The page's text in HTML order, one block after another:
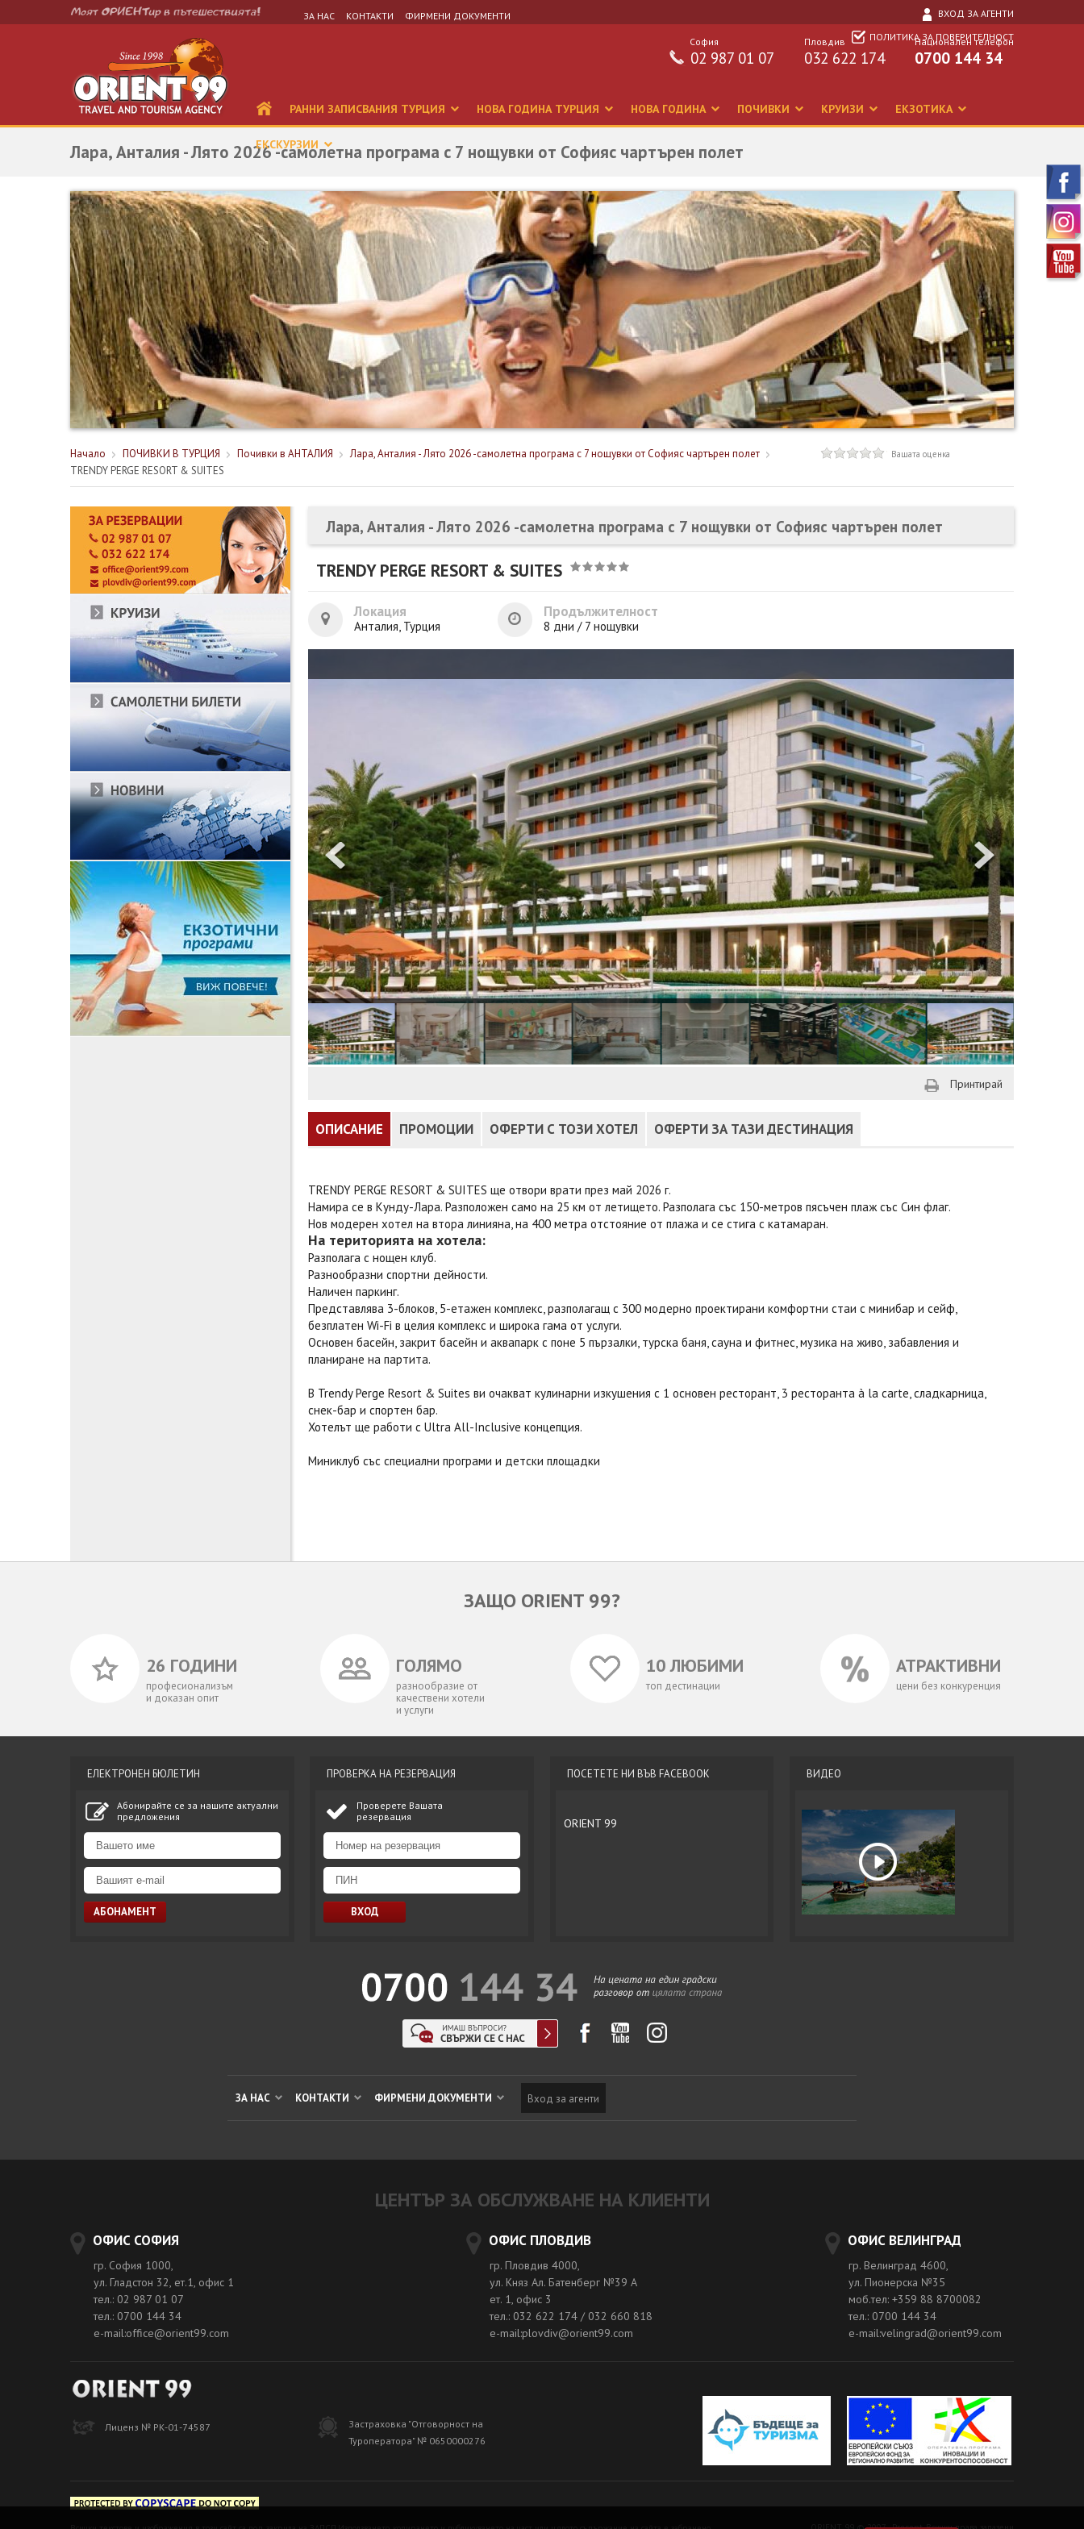
ЗА НАС КОНТАКТИ ФИРМЕНИ ДОКУМЕНТИ
ВХОД ЗА АГЕНТИ
ПОЛИТИКА ЗА ПОВЕРИТЕЛНОСТ
Национален телефон
0700 144 34
Пловдив
032 622 174
София
02 987 01 07
РАННИ ЗАПИСВАНИЯ ТУРЦИЯ НОВА ГОДИНА ТУРЦИЯ НОВА ГОДИНА ПОЧИВКИ КРУИЗИ ЕКЗОТИКА
ЕКСКУРЗИИ
Лара, Анталия - Лято 2026 -самолетна програма с 7 нощувки от Софияс чартърен полет
Начало ПОЧИВКИ В ТУРЦИЯ Почивки в АНТАЛИЯ
Лара, Анталия - Лято 2026 -самолетна програма с 7 нощувки от Софияс чартърен полет
TRENDY PERGE RESORT & SUITES
Вашата оценка
Лара, Анталия - Лято 2026 -самолетна програма с 7 нощувки от Софияс чартърен полет
TRENDY PERGE RESORT & SUITES
Локация
Анталия, Турция
Продължителност
8 дни / 7 нощувки
Принтирай
ОПИСАНИЕ ПРОМОЦИИ ОФЕРТИ С ТОЗИ ХОТЕЛ ОФЕРТИ ЗА ТАЗИ ДЕСТИНАЦИЯ
TRENDY PERGE RESORT & SUITES ще отвори врати през май 2026 г.
Намира се в Кунду-Лара. Разположен само на 25 км от летището. Разполага със 150-метров пясъчен плаж със Син флаг.
Нов модерен хотел на втора линияна, на 400 метра отстояние от плажа и се стига с катамаран.
На територията на хотела:
Разполага с нощен клуб.
Разнообразни спортни дейности.
Наличен паркинг.
Представлява 3-блоков, 5-етажен комплекс, разполагащ с 300 модерно проектирани комфортни стаи с минибар и сейф,
безплатен Wi-Fi в целия комплекс и широка гама от услуги.
Основен басейн, закрит басейн и аквапарк с поне 5 пързалки, турска баня, сауна и фитнес, музика на живо, забавления и
планиране на партита.
В Trendy Perge Resort & Suites ви очакват кулинарни изкушения с 1 основен ресторант, 3 ресторанта à la carte, сладкарница,
снек-бар и спортен бар.
Хотелът ще работи с Ultra All-Inclusive концепция.
Миниклуб със специални програми и детски площадки
ЗАЩО ORIENT 99?
26 ГОДИНИ
професионализъм
и доказан опит
ГОЛЯМО
разнообразие от
качествени хотели
и услуги
10 ЛЮБИМИ
топ дестинации
АТРАКТИВНИ
цени без конкуренция
ЕЛЕКТРОНЕН БЮЛЕТИН
Абонирайте се за нашите актуални
предложения
ПРОВЕРКА НА РЕЗЕРВАЦИЯ
Проверете Вашата
резервация
ПОСЕТЕТЕ НИ ВЪВ FACEBOOK
ORIENT 99
ВИДЕО
ЗА НАС КОНТАКТИ ФИРМЕНИ ДОКУМЕНТИ Вход за агенти
ЦЕНТЪР ЗА ОБСЛУЖВАНЕ НА КЛИЕНТИ
ОФИС СОФИЯ
гр. София 1000,
ул. Гладстон 32, ет.1, офис 1
тел.: 02 987 01 07
тел.: 0700 144 34
e-mail:office@orient99.com
ОФИС ПЛОВДИВ
гр. Пловдив 4000,
ул. Княз Ал. Батенберг №39 A
ет. 1, офис 3
тел.: 032 622 174 / 032 660 818
e-mail:plovdiv@orient99.com
ОФИС ВЕЛИНГРАД
гр. Велинград 4600,
ул. Пионерска №35
моб.тел: +359 88 8700082
тел.: 0700 144 34
e-mail:velingrad@orient99.com
Лиценз № РК-01-74587
Застраховка "Отговорност на
Туроператора" № 0650000276